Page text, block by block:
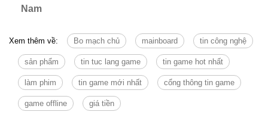
Nam
Xem thêm về: Bo mạch chủ mainboard tin công nghệ
sản phẩm tin tuc lang game tin game hot nhất
làm phim tin game mới nhất cổng thông tin game
game offline giá tiền